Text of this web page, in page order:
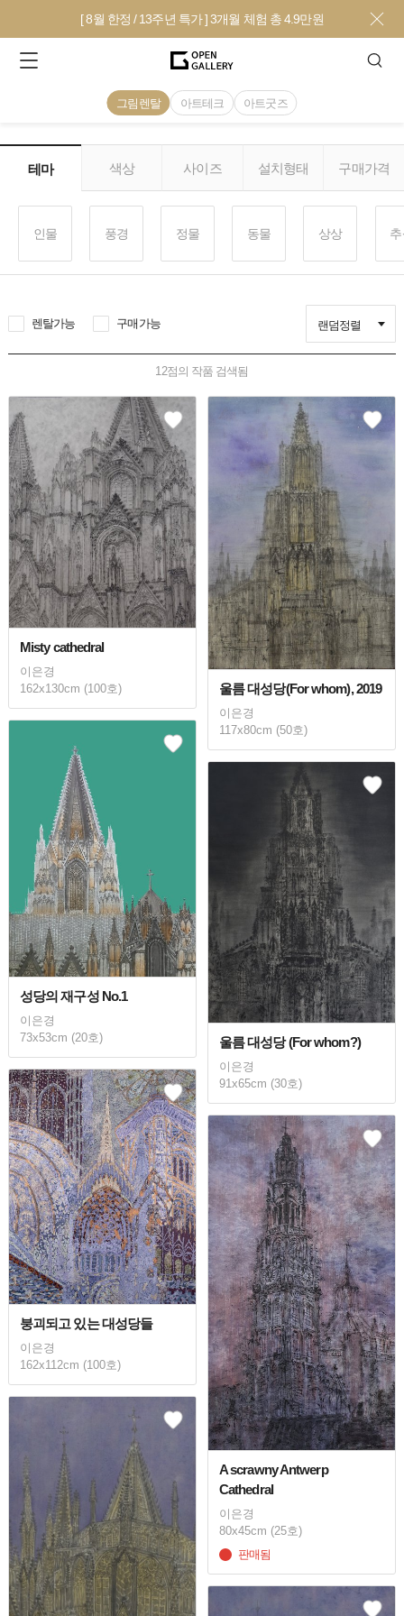
[ 8월 한정 / 13주년 특가 ] 3개월 체험 총 4.9만원
그림렌탈 아트테크 아트굿즈
테마 색상 사이즈 설치형태 구매가격
인물 풍경 정물 동물 상상
렌탈가능 구매가능 랜덤정렬
12점의 작품 검색됨
Misty cathedral
이은경
162x130cm (100호)
울름 대성당(For whom), 2019
이은경
117x80cm (50호)
성당의 재구성 No.1
이은경
73x53cm (20호)
울름 대성당 (For whom?)
이은경
91x65cm (30호)
붕괴되고 있는 대성당들
이은경
162x112cm (100호)
A scrawny Antwerp
Cathedral
이은경
80x45cm (25호)
판매됨